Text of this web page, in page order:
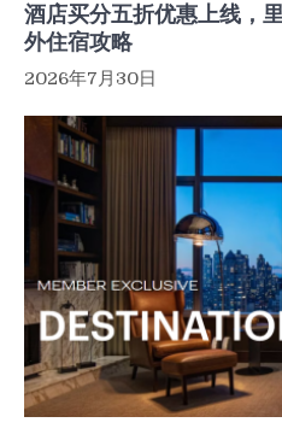
酒店买分五折优惠上线，
外住宿攻略
2026年7月30日